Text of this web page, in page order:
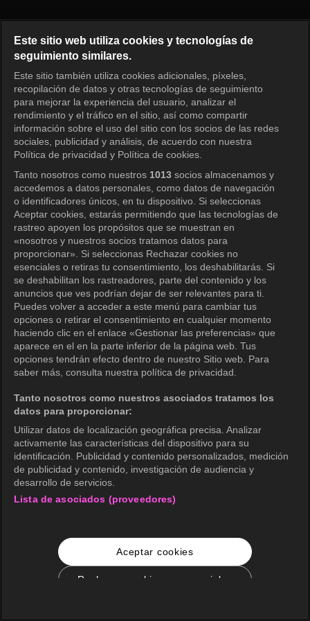
Iniciar sesión
Este sitio web utiliza cookies y tecnologías de
seguimiento similares.
Este sitio también utiliza cookies adicionales, píxeles,
recopilación de datos y otras tecnologías de seguimiento
para mejorar la experiencia del usuario, analizar el
rendimiento y el tráfico en el sitio, así como compartir
información sobre el uso del sitio con los socios de las redes
sociales, publicidad y análisis, de acuerdo con nuestra
Política de privacidad y Política de cookies.
Tanto nosotros como nuestros 1013 socios almacenamos y
accedemos a datos personales, como datos de navegación
o identificadores únicos, en tu dispositivo. Si seleccionas
Aceptar cookies, estarás permitiendo que las tecnologías de
rastreo apoyen los propósitos que se muestran en
«nosotros y nuestros socios tratamos datos para
proporcionar». Si seleccionas Rechazar cookies no
esenciales o retiras tu consentimiento, los deshabilitarás. Si
se deshabilitan los rastreadores, parte del contenido y los
anuncios que ves podrían dejar de ser relevantes para ti.
Puedes volver a acceder a este menú para cambiar tus
opciones o retirar el consentimiento en cualquier momento
haciendo clic en el enlace «Gestionar las preferencias» que
aparece en el en la parte inferior de la página web. Tus
opciones tendrán efecto dentro de nuestro Sitio web. Para
saber más, consulta nuestra política de privacidad.
Tanto nosotros como nuestros asociados tratamos los
datos para proporcionar:
Utilizar datos de localización geográfica precisa. Analizar
activamente las características del dispositivo para su
identificación. Publicidad y contenido personalizados, medición
de publicidad y contenido, investigación de audiencia y
desarrollo de servicios.
Lista de asociados (proveedores)
Aceptar cookies
Rechazar cookies no esenciales